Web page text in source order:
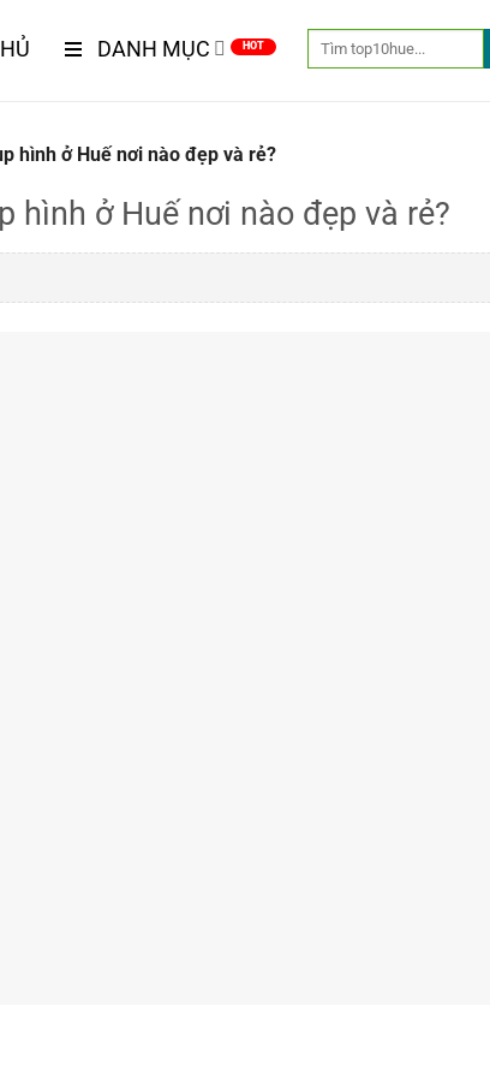
DANH MỤC
hình ở Huế nơi nào đẹp và rẻ?
hình ở Huế nơi nào đẹp và rẻ?